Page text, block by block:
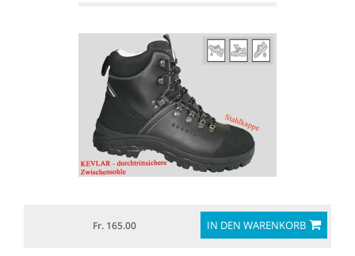
IN DEN WARENKORB
Fr. 165.00